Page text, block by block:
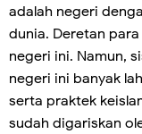
adalah negeri
dunia. Deretan
negeri ini. Namun,
negeri ini banyak
serta praktek
sudah digariskan